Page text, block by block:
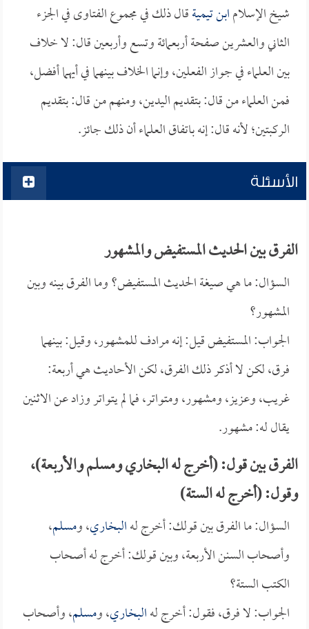
شيخ الإسلامابن تيميةقال ذلك في مجموع الفتاوى في الجزء
الثاني والعشرين صفحة أربعمائة وتسع وأربعين قال: لا خلاف
بين العلماء في جواز الفعلين، وإنما الخلاف بينهما في أيهما أفضل،
فمن العلماء من قال: بتقديم اليدين، ومنهم من قال: بتقديم
الركبتين؛ لأنه قال: إنه باتفاق العلماء أن ذلك جائز.
الأسئلة
الفرق بين الحديث المستفيض والمشهور
السؤال: ما هي صيغة الحديث المستفيض؟ وما الفرق بينه وبين
المشهور؟
الجواب: المستفيض قيل: إنه مرادف للمشهور، وقيل: بينهما
فرق، لكن لا أذكر ذلك الفرق، لكن الأحاديث هي أربعة:
غريب، وعزيز، ومشهور، ومتواتر، فما لم يتواتر وزاد عن الاثنين
يقال له: مشهور.
الفرق بين قول: (أخرج له البخاري ومسلم والأربعة)،
وقول: (أخرج له الستة)
السؤال: ما الفرق بين قولك: أخرج لهالبخاري، ومسلم،
وأصحاب السنن الأربعة، وبين قولك: أخرج له أصحاب
الكتب الستة؟
الجواب: لا فرق، فقول: أخرج لهالبخاري، ومسلم، وأصحاب